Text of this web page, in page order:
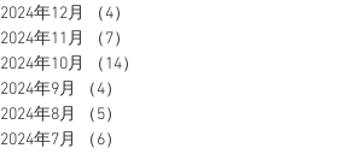
2024年12月
（4）
2024年11月
（7）
2024年10月
（14）
2024年9月
（4）
2024年8月
（5）
2024年7月
（6）